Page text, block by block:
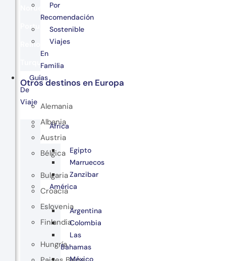
Noruega
Portugal
Reino Unido
Turquía
Otros destinos en Europa
Alemania
Albania
Austria
Bélgica
Bulgaria
Croacia
Eslovenia
Finlandia
Hungría
Por
Recomendación
Sostenible
Viajes
En
Familia
Guías
De
Viaje
África
Egipto
Marruecos
Zanzibar
América
Argentina
Colombia
Las
Bahamas
México